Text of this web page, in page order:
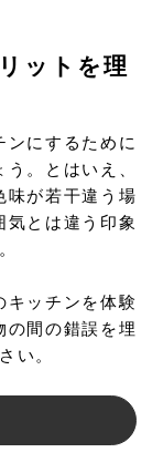
ットを理
ンにするために
。とはいえ、
味が若干違う場
気とは違う印象
キッチンを体験
の間の錯誤を埋
い。